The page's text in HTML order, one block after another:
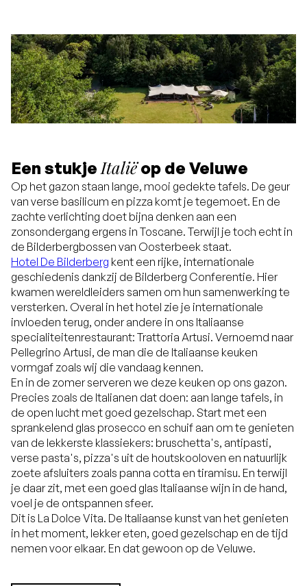
Een stukjeItaliëop de Veluwe
Op het gazon staan lange, mooi gedekte tafels. De geur
van verse basilicum en pizza komt je tegemoet. En de
zachte verlichting doet bijna denken aan een
zonsondergang ergens in Toscane. Terwijl je toch echt in
de Bilderbergbossen van Oosterbeek staat.
Hotel De Bilderberg kent een rijke, internationale
geschiedenis dankzij de Bilderberg Conferentie. Hier
kwamen wereldleiders samen om hun samenwerking te
versterken. Overal in het hotel zie je internationale
invloeden terug, onder andere in ons Italiaanse
specialiteitenrestaurant: Trattoria Artusi. Vernoemd naar
Pellegrino Artusi, de man die de Italiaanse keuken
vormgaf zoals wij die vandaag kennen.
En in de zomer serveren we deze keuken op ons gazon.
Precies zoals de Italianen dat doen: aan lange tafels, in
de open lucht met goed gezelschap. Start met een
sprankelend glas prosecco en schuif aan om te genieten
van de lekkerste klassiekers: bruschetta's, antipasti,
verse pasta's, pizza's uit de houtskooloven en natuurlijk
zoete afsluiters zoals panna cotta en tiramisu. En terwijl
je daar zit, met een goed glas Italiaanse wijn in de hand,
voel je de ontspannen sfeer.
Dit is La Dolce Vita. De Italiaanse kunst van het genieten
in het moment, lekker eten, goed gezelschap en de tijd
nemen voor elkaar. En dat gewoon op de Veluwe.